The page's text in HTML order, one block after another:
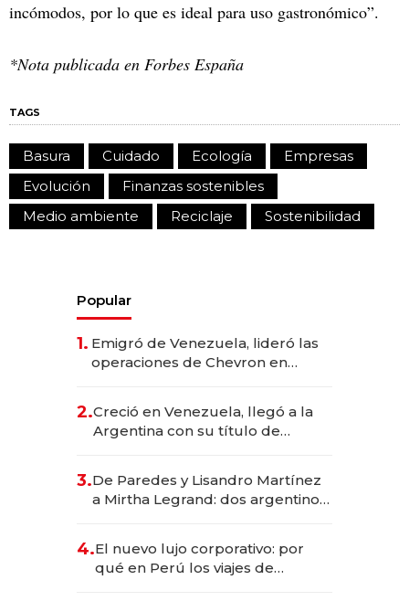
incómodos, por lo que es ideal para uso gastronómico”.
*Nota publicada en Forbes España
TAGS
Basura Cuidado Ecología
Empresas
Evolución
Finanzas sostenibles
Medio ambiente
Reciclaje Sostenibilidad
Popular
1. Emigró de Venezuela, lideró las
operaciones de Chevron en
2.Creció en Venezuela, llegó a la
Argentina con su título de
las marcas "fast premium"
3.De Paredes y Lisandro Martínez
a Mirtha Legrand: dos argentinos
4.El nuevo lujo corporativo: por
qué en Perú los viajes de